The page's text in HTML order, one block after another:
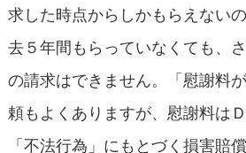
求した時点からしかもらえない
去５年間もらっていなくても、
の請求はできません。「慰謝料
頼もよくありますが、慰謝料はＤ
「不法行為」にもとづく損害賠